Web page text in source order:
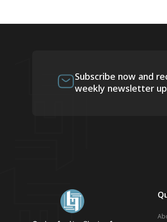
Subscribe now and
weekly newsletter